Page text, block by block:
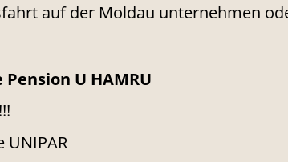
auf der Moldau unternehmen
U HAMRU